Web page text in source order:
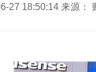
27 18:50:14 来源：